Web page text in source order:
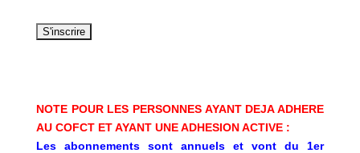
NOTE POUR LES PERSONNES AYANT DEJA ADHERE
AU COFCT ET AYANT UNE ADHESION ACTIVE :
Les abonnements sont annuels et vont du 1er